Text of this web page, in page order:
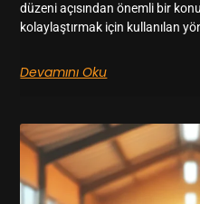
düzeni açısından önemli bir
kolaylaştırmak için kullanılan
Devamını Oku